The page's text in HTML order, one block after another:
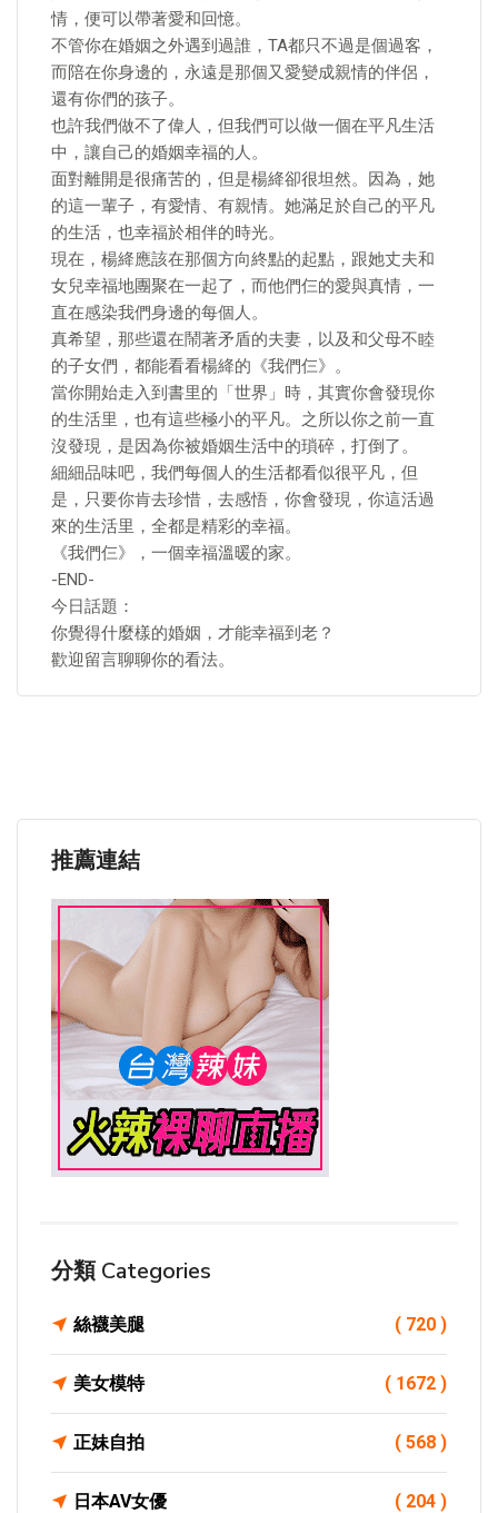
情，便可以帶著愛和回憶。
不管你在婚姻之外遇到過誰，TA都只不過是個過客，
而陪在你身邊的，永遠是那個又愛變成親情的伴侶，
還有你們的孩子。
也許我們做不了偉人，但我們可以做一個在平凡生活
中，讓自己的婚姻幸福的人。
面對離開是很痛苦的，但是楊絳卻很坦然。因為，她
的這一輩子，有愛情、有親情。她滿足於自己的平凡
的生活，也幸福於相伴的時光。
現在，楊絳應該在那個方向終點的起點，跟她丈夫和
女兒幸福地團聚在一起了，而他們仨的愛與真情，一
直在感染我們身邊的每個人。
真希望，那些還在鬧著矛盾的夫妻，以及和父母不睦
的子女們，都能看看楊絳的《我們仨》。
當你開始走入到書里的「世界」時，其實你會發現你
的生活里，也有這些極小的平凡。之所以你之前一直
沒發現，是因為你被婚姻生活中的瑣碎，打倒了。
細細品味吧，我們每個人的生活都看似很平凡，但
是，只要你肯去珍惜，去感悟，你會發現，你這活過
來的生活里，全都是精彩的幸福。
《我們仨》，一個幸福溫暖的家。
-END-
今日話題：
你覺得什麼樣的婚姻，才能幸福到老？
歡迎留言聊聊你的看法。
推薦連結
分類 Categories
絲襪美腿 ( 720 )
美女模特 ( 1672 )
正妹自拍 ( 568 )
日本AV女優 ( 204 )